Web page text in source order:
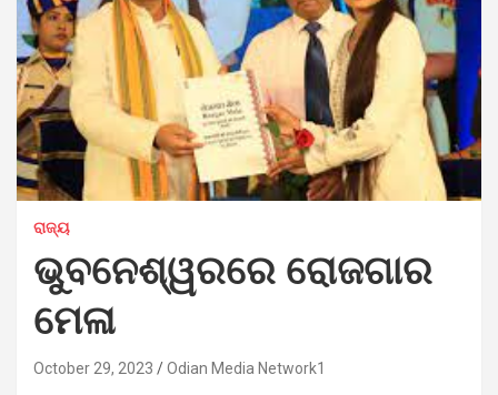
ରାଜ୍ୟ
ଭୁବନେଶ୍ୱରରେ ରୋଜଗାର
ମେଳା
October 29, 2023 Odian Media Network1